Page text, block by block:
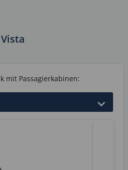
mit Passagierkabinen: